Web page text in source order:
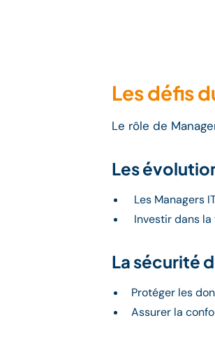
Les défis
Le rôle de
Les
Les Managers
Investir dans
La sécurité
Protéger les
Assurer la